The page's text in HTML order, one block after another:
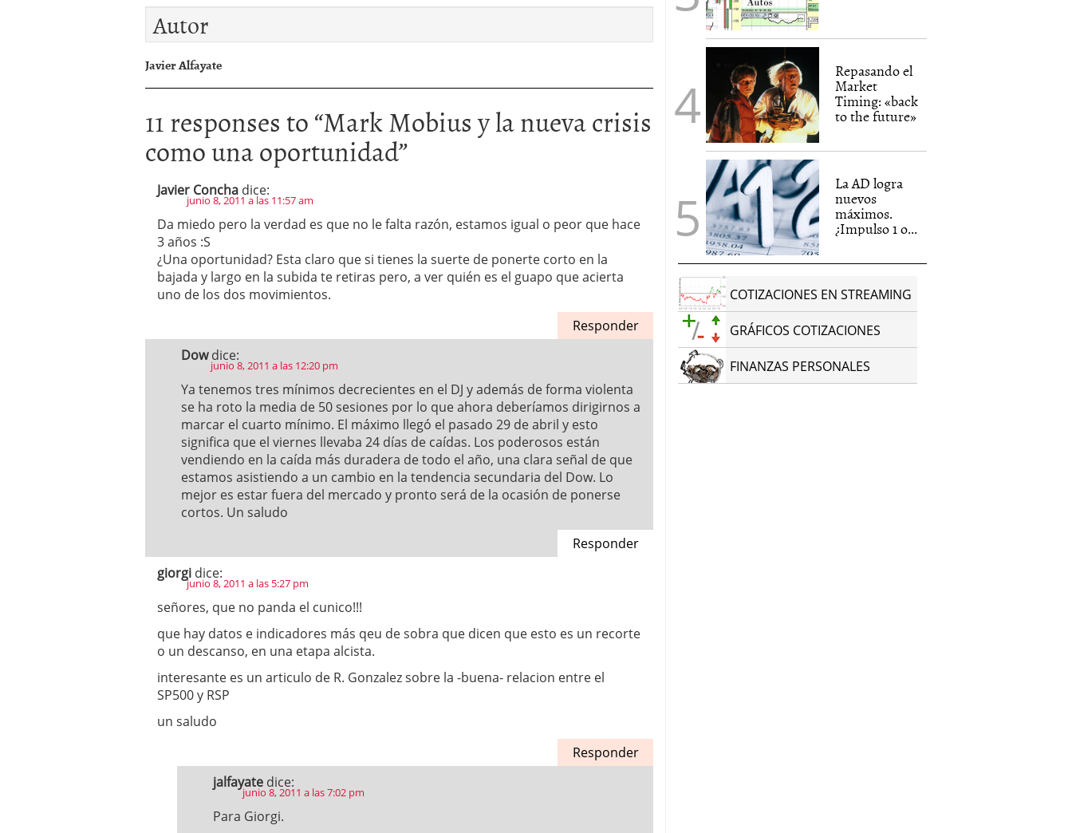
Autor
Javier Alfayate
11 responses to “Mark Mobius y la nueva crisis
como una oportunidad”
Javier Concha dice:
junio 8, 2011 a las 11:57 am
Da miedo pero la verdad es que no le falta razón, estamos igual o peor que hace
3 años :S
¿Una oportunidad? Esta claro que si tienes la suerte de ponerte corto en la
bajada y largo en la subida te retiras pero, a ver quién es el guapo que acierta
uno de los dos movimientos.
Responder
Dow dice:
junio 8, 2011 a las 12:20 pm
Ya tenemos tres mínimos decrecientes en el DJ y además de forma violenta
se ha roto la media de 50 sesiones por lo que ahora deberíamos dirigirnos a
marcar el cuarto mínimo. El máximo llegó el pasado 29 de abril y esto
significa que el viernes llevaba 24 días de caídas. Los poderosos están
vendiendo en la caída más duradera de todo el año, una clara señal de que
estamos asistiendo a un cambio en la tendencia secundaria del Dow. Lo
mejor es estar fuera del mercado y pronto será de la ocasión de ponerse
cortos. Un saludo
Responder
giorgi dice:
junio 8, 2011 a las 5:27 pm
señores, que no panda el cunico!!!
que hay datos e indicadores más qeu de sobra que dicen que esto es un recorte
o un descanso, en una etapa alcista.
interesante es un articulo de R. Gonzalez sobre la -buena- relacion entre el
SP500 y RSP
un saludo
Responder
jalfayate dice:
junio 8, 2011 a las 7:02 pm
Para Giorgi.
Repasando el
Market
Timing: «back
to the future»
La AD logra
nuevos
máximos.
¿Impulso 1 o...
COTIZACIONES EN STREAMING
GRÁFICOS COTIZACIONES
FINANZAS PERSONALES